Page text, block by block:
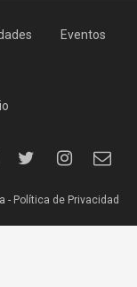
Eventos
- Política de Privacidad